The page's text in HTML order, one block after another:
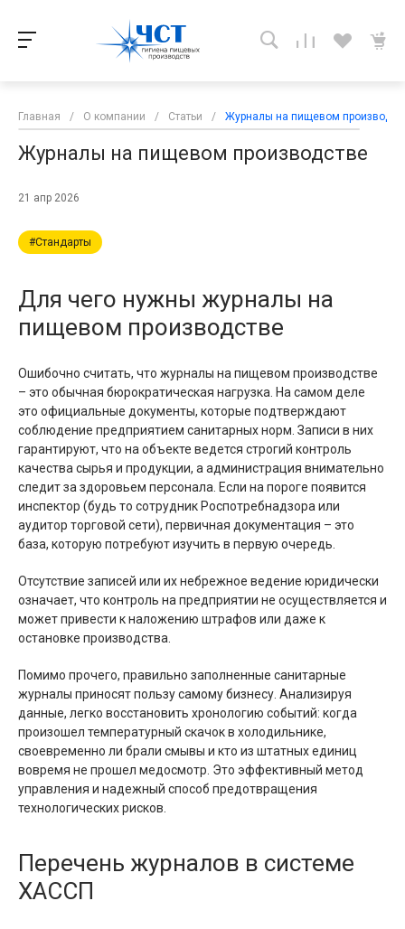
Главная / О компании / Статьи / Журналы на пищевом
Журналы на пищевом производстве
21 апр 2026
#Стандарты
Для чего нужны журналы на
пищевом производстве
Ошибочно считать, что журналы на пищевом производстве
– это обычная бюрократическая нагрузка. На самом деле
это официальные документы, которые подтверждают
соблюдение предприятием санитарных норм. Записи в них
гарантируют, что на объекте ведется строгий контроль
качества сырья и продукции, а администрация внимательно
следит за здоровьем персонала. Если на пороге появится
инспектор (будь то сотрудник Роспотребнадзора или
аудитор торговой сети), первичная документация – это
база, которую потребуют изучить в первую очередь.
Отсутствие записей или их небрежное ведение юридически
означает, что контроль на предприятии не осуществляется и
может привести к наложению штрафов или даже к
остановке производства.
Помимо прочего, правильно заполненные санитарные
журналы приносят пользу самому бизнесу. Анализируя
данные, легко восстановить хронологию событий: когда
произошел температурный скачок в холодильнике,
своевременно ли брали смывы и кто из штатных единиц
вовремя не прошел медосмотр. Это эффективный метод
управления и надежный способ предотвращения
технологических рисков.
Перечень журналов в системе
ХАССП